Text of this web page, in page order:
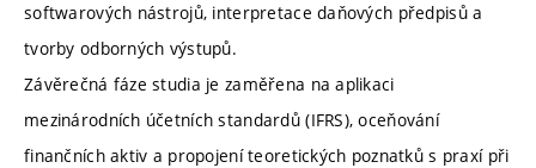
softwarových nástrojů, interpretace daňových předpisů a
tvorby odborných výstupů.
Závěrečná fáze studia je zaměřena na aplikaci
mezinárodních účetních standardů (IFRS), oceňování
finančních aktiv a propojení teoretických poznatků s praxí při